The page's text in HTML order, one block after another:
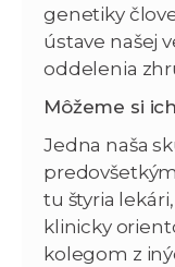
genetiky
ústave našej
oddelenia
Môžeme si
Jedna naša
tu štyria
klinicky
kolegom z